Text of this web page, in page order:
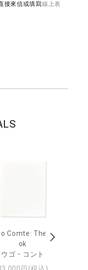
接來信或填寫線上表
Comte: The Bo
ok
ウゴ・コント